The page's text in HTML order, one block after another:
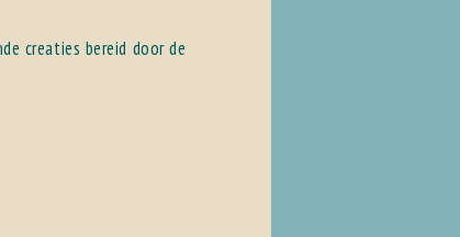
creaties bereid door de